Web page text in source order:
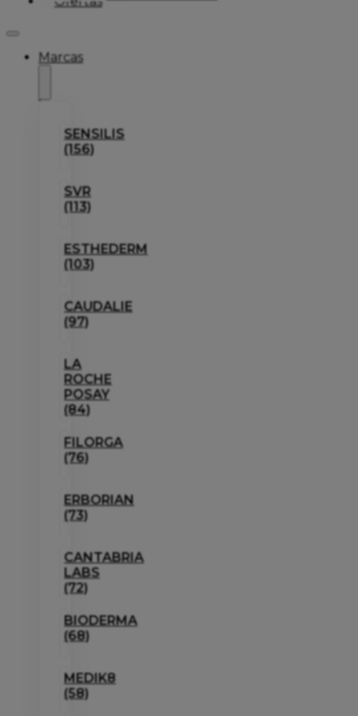
Marcas
SENSILIS
(156)
SVR
(113)
ESTHEDERM
(103)
CAUDALIE
(97)
LA
ROCHE
POSAY
(84)
FILORGA
(76)
ERBORIAN
(73)
CANTABRIA
LABS
(72)
BIODERMA
(68)
MEDIK8
(58)